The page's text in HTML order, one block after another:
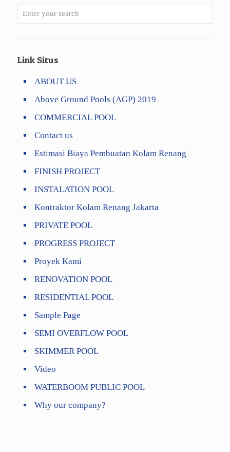
Link Situs
ABOUT US
Above Ground Pools (AGP) 2019
COMMERCIAL POOL
Contact us
Estimasi Biaya Pembuatan Kolam Renang
FINISH PROJECT
INSTALATION POOL
Kontraktor Kolam Renang Jakarta
PRIVATE POOL
PROGRESS PROJECT
Proyek Kami
RENOVATION POOL
RESIDENTIAL POOL
Sample Page
SEMI OVERFLOW POOL
SKIMMER POOL
Video
WATERBOOM PUBLIC POOL
Why our company?